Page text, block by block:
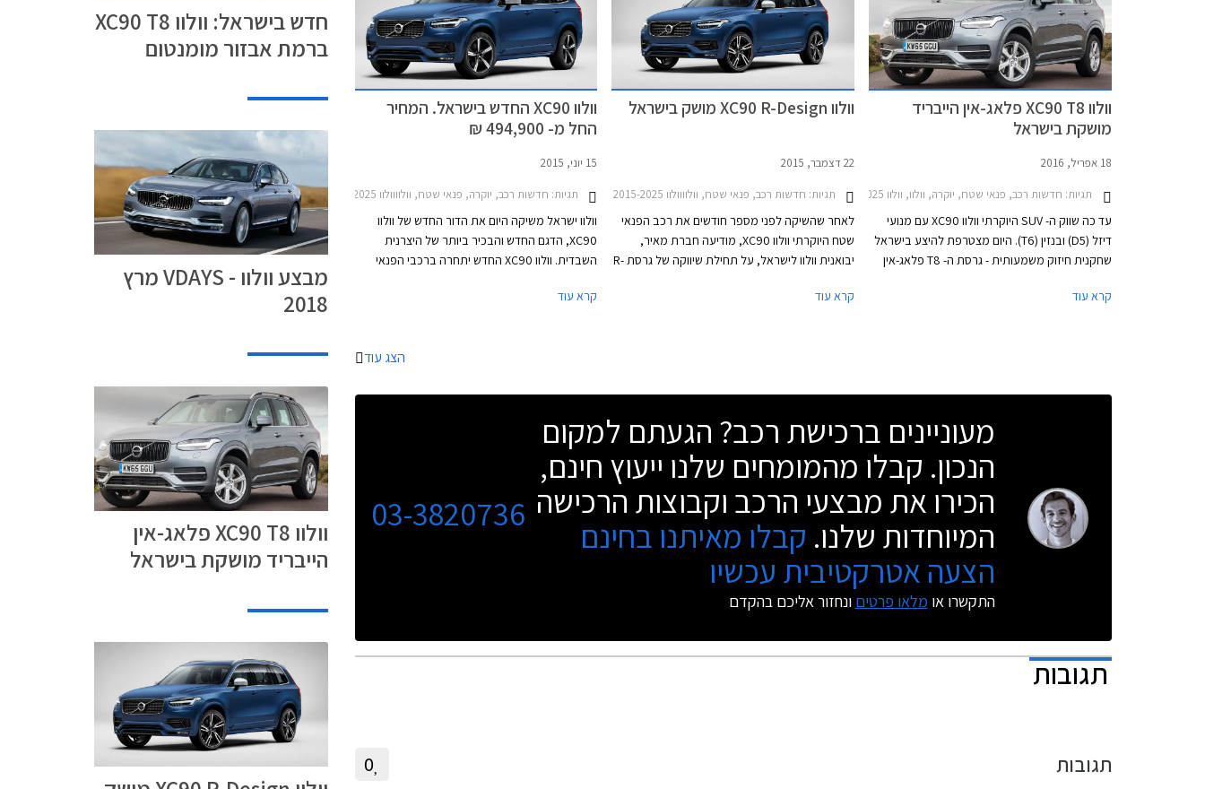
ב- Android Auto.
מפתח, מצלמת רוורס, מושב נהג חשמלי, ספי כניסה
מתכתיים מוארים, ידית הילוכים מקריסטל, וחישוקי
ומוצלח בתקופה קצרה ומציג דגמים ההופכים
למובילים בקטגוריות הרכב השונות. ניתן לייחס חלק
מההצלחה לעובדה שבעלת הבית החדשה השאירה
לוולוו עצמאות בתכנון דגמים חדשים תוך סיוע במימון
פרויקטים המצריכים השקעות הון גדולות.
וולוו XC90 T8 פלאג-אין הייבריד
מושקת בישראל
18 אפריל, 2016
תגיות: חדשות רכב, פנאי שטח, יוקרה, וולוו, וולוו XC90 2015-2025מחירון רכב
עד כה שווק ה- SUV היוקרתי וולוו XC90 עם מנועי
דיזל (D5) ובנזין (T6). היום מצטרפת להיצע בישראל
שחקנית חיזוק משמעותית - גרסת ה- T8 פלאג-אין
החדש ישווק ברמת האבזור הבכירה אינסקריפשן
קרא עוד
וולוו XC90 R-Design מושק בישראל
22 דצמבר, 2015
תגיות: חדשות רכב, פנאי שטח, וולוווולוו XC90 2015-2025
לאחר שהשיקה לפני מספר חודשים את רכב הפנאי
שטח היוקרתי וולוו XC90, מודיעה חברת מאיר,
יבואנית וולוו לישראל, על תחילת שיווקה של גרסת R-
מתאפיין בעיצוב חיצוני ופנימי ספורטיבי הכולל
תאורת פנים מורחבת, וילונות צד, מושבי ספורט
בריפוד עור ואלקנטרה, ופקדי החלפת הילוכים
מאחורי גלגל ההגה.
קרא עוד
וולוו XC90 החדש בישראל. המחיר
החל מ- 494,900 ₪
15 יוני, 2015
תגיות: חדשות רכב, יוקרה, פנאי שטח, וולוווולוו XC90 2015-2025
וולוו ישראל משיקה היום את הדור החדש של וולוו
XC90, הדגם החדש והבכיר ביותר של היצרנית
השבדית. וולוו XC90 החדש יתחרה ברכבי הפנאי
M ששולטים בסגמנט ומציג בידול מהדגמים הגרמניים
קרא עוד
הצג עוד
מעוניינים ברכישת רכב? הגעתם למקום
הנכון. קבלו מהמומחים שלנו ייעוץ חינם,
הכירו את מבצעי הרכב וקבוצות הרכישה
המיוחדות שלנו. קבלו מאיתנו בחינם
הצעה אטרקטיבית עכשיו
התקשרו או מלאו פרטים ונחזור אליכם בהקדם
03-3820736
תגובות
תגובות 0
חדש בישראל: וולוו XC90 T8
ברמת אבזור מומנטום
מבצע וולוו - VDAYS מרץ
2018
וולוו XC90 T8 פלאג-אין
הייבריד מושקת בישראל